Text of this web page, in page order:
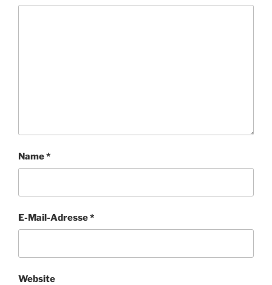
Name*
E-Mail-Adresse*
Website